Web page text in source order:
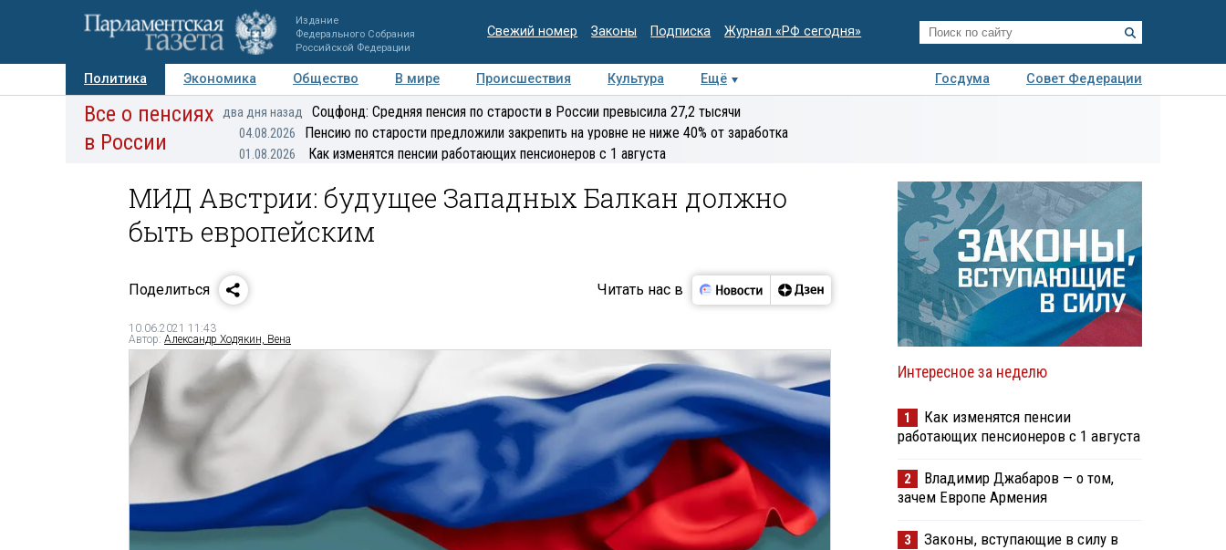
Издание
Федерального Собрания
Российской Федерации
Свежий номер Законы Подписка Журнал «РФ сегодня»
Политика Экономика Общество В мире Происшествия Культура Ещё Госдума
Совет Федерации
Авторы Персоны Мнения Регионы Медиацентр Интервью Колумнисты
Все о пенсиях
в России
два дня назад Соцфонд: Средняя пенсия по старости в России превысила 27,2 тысячи
04.08.2026 Пенсию по старости предложили закрепить на уровне не ниже 40% от заработка
01.08.2026 Как изменятся пенсии работающих пенсионеров с 1 августа
МИД Австрии: будущее Западных Балкан должно
быть европейским
Поделиться Читать нас в
10.06.2021 11:43
Автор: Александр Ходякин, Вена
Интересное за неделю
1
Как изменятся пенсии
работающих пенсионеров с 1 августа
2
Владимир Джабаров — о том,
зачем Европе Армения
3
Законы, вступающие в силу в